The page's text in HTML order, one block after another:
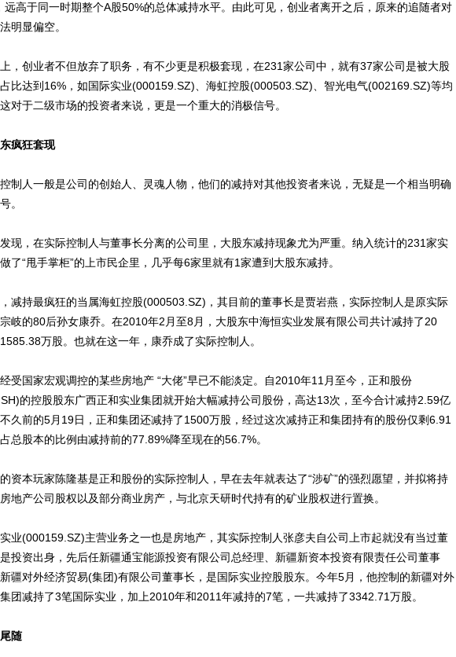
远高于同一时期整个A股50%的总体减持水平。由此可见，创业者离开之后，原来的追随者对
明显偏空。
创业者不但放弃了职务，有不少更是积极套现，在231家公司中，就有37家公司是被大股
比达到16%，如国际实业(000159.SZ)、海虹控股(000503.SZ)、智光电气(002169.SZ)等均
对于二级市场的投资者来说，更是一个重大的消极信号。
疯狂套现
人一般是公司的创始人、灵魂人物，他们的减持对其他投资者来说，无疑是一个相当明确
。
，在实际控制人与董事长分离的公司里，大股东减持现象尤为严重。纳入统计的231家实
了“甩手掌柜”的上市民企里，几乎每6家里就有1家遭到大股东减持。
持最疯狂的当属海虹控股(000503.SZ)，其目前的董事长是贾岩燕，实际控制人是原实际
岐的80后孙女康乔。在2010年2月至8月，大股东中海恒实业发展有限公司共计减持了20
万股。也就在这一年，康乔成了实际控制人。
国家宏观调控的某些房地产 “大佬”早已不能淡定。自2010年11月至今，正和股份
的控股股东广西正和实业集团就开始大幅减持公司股份，高达13次，至今合计减持2.59亿
久前的5月19日，正和集团还减持了1500万股，经过这次减持正和集团持有的股份仅剩6.91
总股本的比例由减持前的77.89%降至现在的56.7%。
本玩家陈隆基是正和股份的实际控制人，早在去年就表达了“涉矿”的强烈愿望，并拟将持
地产公司股权以及部分商业房产，与北京天研时代持有的矿业股权进行置换。
(000159.SZ)主营业务之一也是房地产，其实际控制人张彦夫自公司上市起就没有当过董
投资出身，先后任新疆通宝能源投资有限公司总经理、新疆新资本投资有限责任公司董事
疆对外经济贸易(集团)有限公司董事长，是国际实业控股股东。今年5月，他控制的新疆对外
团减持了3笔国际实业，加上2010年和2011年减持的7笔，一共减持了3342.71万股。
随